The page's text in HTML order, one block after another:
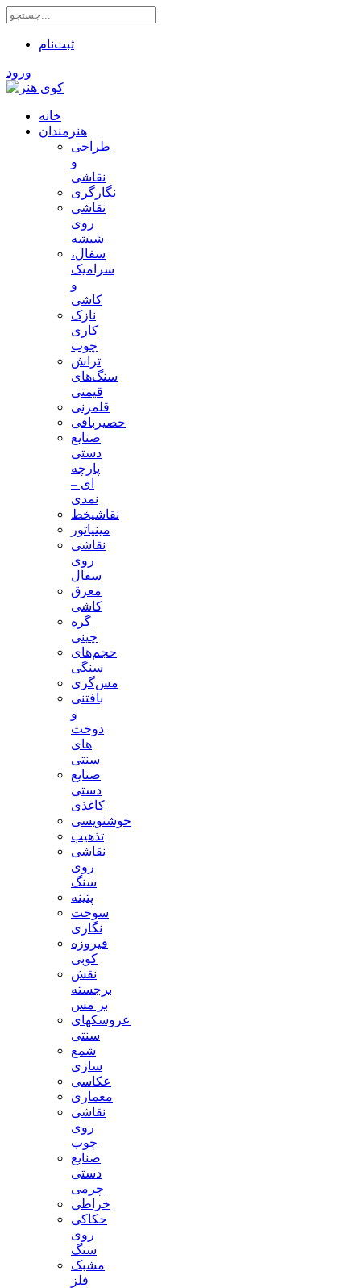
ثبت‌نام
ورود
خانه
هنرمندان
طراحی
و
نقاشی
نگارگری
نقاشی
روی
شیشه
سفال،
سرامیک
و
کاشی
نازک
کاری
چوب
تراش
سنگ‌های
قیمتی
قلمزنی
حصیربافی
صنایع
دستی
پارچه
ای –
نمدی
نقاشیخط
مینیاتور
نقاشی
روی
سفال
معرق
کاشی
گره
چینی
حجم‌های
سنگی
مس‌گری
بافتنی‌
و
دوخت
های
سنتی
صنایع
دستی
کاغذی
خوشنویسی
تذهیب
نقاشی
روی
سنگ
پتینه
سوخت
نگاری
فیروزه
کوبی
نقش
برجسته
بر مس
عروسکهای
سنتی
شمع
سازی
عکاسی
معماری
نقاشی
روی
چوب
صنایع
دستی
چرمی
خراطی
حکاکی
روی
سنگ
مشبک
فلز